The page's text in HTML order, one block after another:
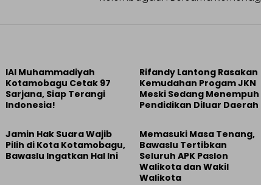
IAI Muhammadiyah
Kotamobagu Cetak 97
Sarjana, Siap Terangi
Indonesia!
Rifandy Lantong Rasakan
Kemudahan Progam JKN
Meski Sedang Menempuh
Pendidikan Diluar Daerah
Jamin Hak Suara Wajib
Pilih di Kota Kotamobagu,
Bawaslu Ingatkan Hal Ini
Memasuki Masa Tenang,
Bawaslu Tertibkan
Seluruh APK Paslon
Walikota dan Wakil
Walikota